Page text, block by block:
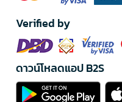
Verified by
ดาวน์โหลดแอป B2S